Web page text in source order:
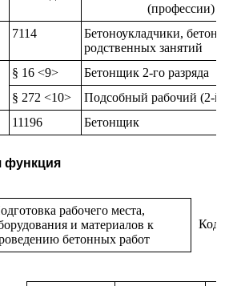
(профессии)
7114
Бетоноукладчики,
родственных занятий
§ 16 <9>
Бетонщик 2-го разряда
§ 272 <10>
Подсобный рабочий (2-й
11196 Бетонщик
функция
рабочего места,
и материалов к
бетонных работ
Код